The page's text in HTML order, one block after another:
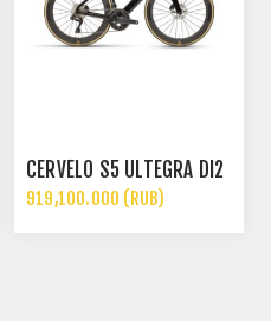
CERVÉLO S5 ULTEGRA DI2
919,100.000 (RUB)